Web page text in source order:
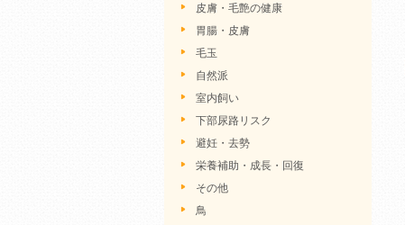
皮膚・毛艶の健康
胃腸・皮膚
毛玉
自然派
室内飼い
下部尿路リスク
避妊・去勢
栄養補助・成長・回復
その他
鳥